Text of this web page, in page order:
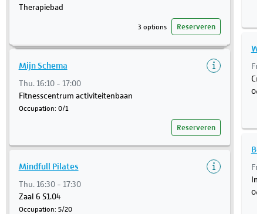
Therapiebad
3 options Reserveren
Mijn Schema
Thu. 16:10 - 17:00
Fitnesscentrum activiteitenbaan
Occupation: 0/1
Reserveren
Mindfull Pilates
Thu. 16:30 - 17:30
Zaal 6 S1.04
Occupation: 5/20